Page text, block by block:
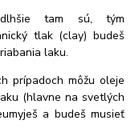
tam sú, tým
tlak (clay) budeš
laku.
prípadoch môžu oleje
(hlavne na svetlých
a budeš musieť